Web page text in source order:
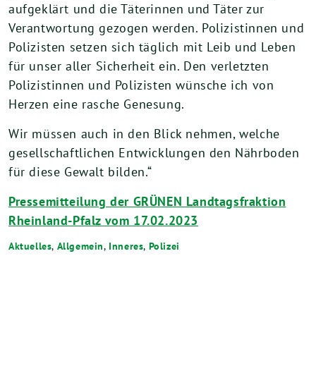
aufgeklärt und die Täterinnen und Täter zur
Verantwortung gezogen werden. Polizistinnen und
Polizisten setzen sich täglich mit Leib und Leben
für unser aller Sicherheit ein. Den verletzten
Polizistinnen und Polizisten wünsche ich von
Herzen eine rasche Genesung.
Wir müssen auch in den Blick nehmen, welche
gesellschaftlichen Entwicklungen den Nährboden
für diese Gewalt bilden.“
Pressemitteilung der GRÜNEN Landtagsfraktion
Rheinland-Pfalz vom 17.02.2023
Aktuelles, Allgemein, Inneres, Polizei